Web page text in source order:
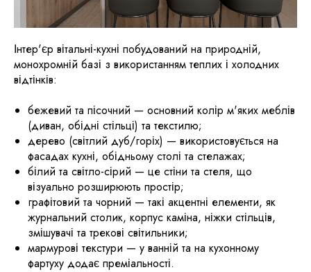
​Інтер'єр вітальні-кухні побудований на природній,
монохромній базі з використанням теплих і холодних
відтінків:
​бежевий та пісочний — основний колір м'яких меблів
(диван, обідні стільці) та текстилю;
дерево (світлий дуб/горіх) — використовується на
фасадах кухні, обідньому столі та стелажах;
білий та світло-сірий — це стіни та стеля, що
візуально розширюють простір;
графітовий та чорний — такі акцентні елементи, як
журнальний столик, корпус каміна, ніжки стільців,
змішувачі та трекові світильники;
мармурові текстури — у ванній та на кухонному
фартуху додає преміальності.